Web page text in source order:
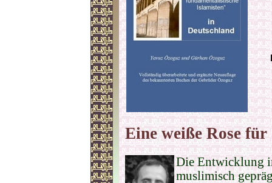
Eine weiße Rose
Die Entwicklung
muslimisch